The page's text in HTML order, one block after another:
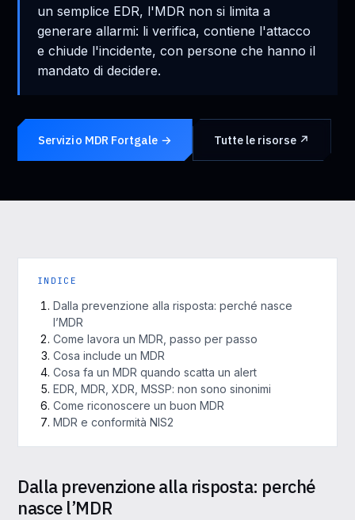
un semplice EDR, l'MDR non si limita a
generare allarmi: li verifica, contiene l'attacco
e chiude l'incidente, con persone che hanno il
mandato di decidere.
Servizio MDR Fortgale → Tutte le risorse ↗
INDICE
Dalla prevenzione alla risposta: perché nasce
l’MDR
Come lavora un MDR, passo per passo
Cosa include un MDR
Cosa fa un MDR quando scatta un alert
EDR, MDR, XDR, MSSP: non sono sinonimi
Come riconoscere un buon MDR
MDR e conformità NIS2
Dalla prevenzione alla risposta: perché
nasce l’MDR